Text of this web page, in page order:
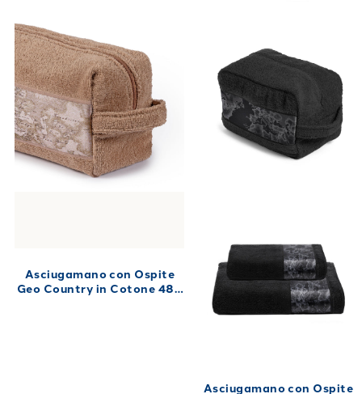
Asciugamano con Ospite
Geo Country in Cotone 480
Asciugamano con Ospite